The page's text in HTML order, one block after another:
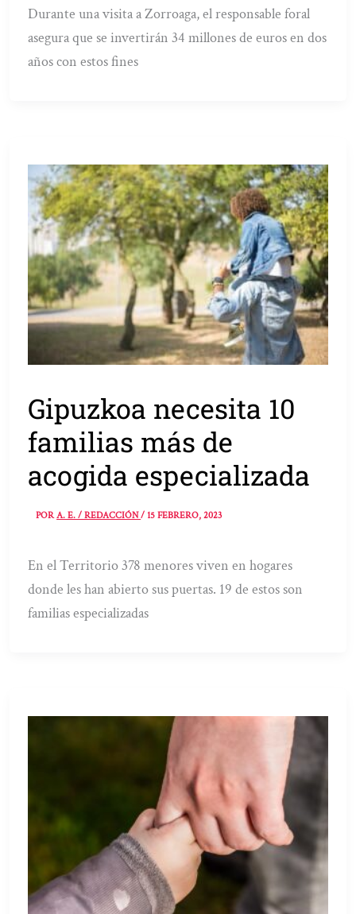
Durante una visita a Zorroaga, el responsable foral
asegura que se invertirán 34 millones de euros en dos
años con estos fines
Gipuzkoa necesita 10
familias más de
acogida especializada
PORA. E. / REDACCIÓN/15 FEBRERO, 2023
En el Territorio 378 menores viven en hogares
donde les han abierto sus puertas. 19 de estos son
familias especializadas